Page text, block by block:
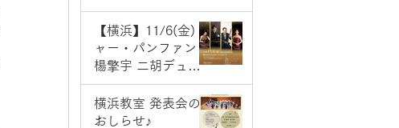
【横浜】11/6(金) ジ
ャー・パンファン＆
楊擎宇 二胡デュオ
コンサート
横浜教室 発表会の
おしらせ♪